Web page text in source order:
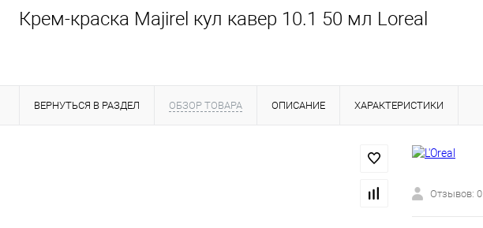
Крем-краска Majirel кул кавер 10.1 50 мл Loreal
ВЕРНУТЬСЯ В РАЗДЕЛ ОБЗОР ТОВАРА ОПИСАНИЕ ХАРАКТЕРИСТИКИ
Отзывов: 0